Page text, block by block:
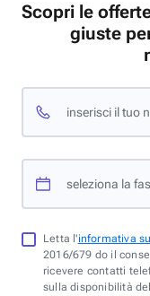
Scopri le
giuste
inserisci il tuo
seleziona la
Letta l'informativa
2016/679 do il
ricevere contatti
sulla disponibilità